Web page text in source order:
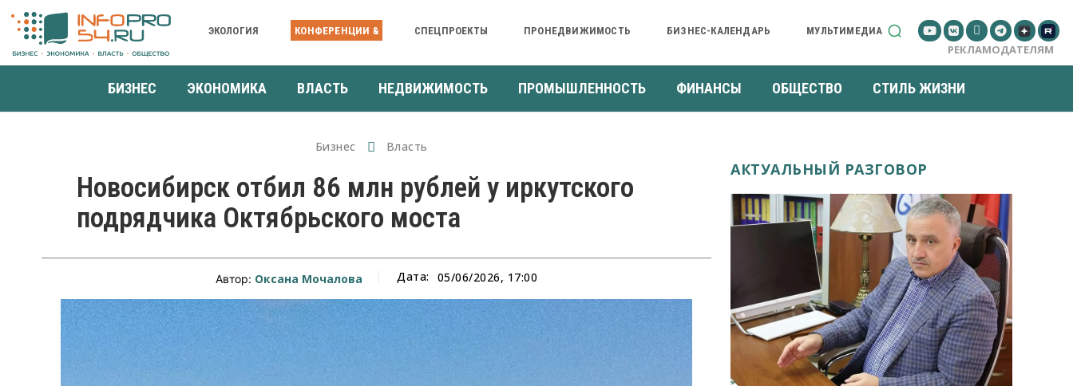
ЭКОЛОГИЯ КОНФЕРЕНЦИИ & СПЕЦПРОЕКТЫ ПРОНЕДВИЖИМОСТЬ БИЗНЕС-КАЛЕНДАРЬ МУЛЬТИМЕДИА
РЕКЛАМОДАТЕЛЯМ
БИЗНЕС ЭКОНОМИКА ВЛАСТЬ НЕДВИЖИМОСТЬ ПРОМЫШЛЕННОСТЬ ФИНАНСЫ ОБЩЕСТВО СТИЛЬ ЖИЗНИ
Бизнес Власть
Новосибирск отбил 86 млн рублей у иркутского
подрядчика Октябрьского моста
Автор: Оксана Мочалова Дата: 05/06/2026, 17:00
АКТУАЛЬНЫЙ РАЗГОВОР